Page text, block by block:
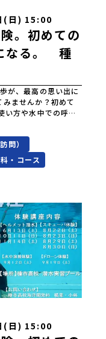
(日) 15:00
。初めての
なる。 種
が、最高の思い出に
ませんか？初めて
い方や水中での呼吸
全に配慮しながら
て参加できます。
ましょう！８月３
のヘルメット式潜
土）です。寮の見
校海洋開発科 横葉
問）
・コース
(日) 15:00